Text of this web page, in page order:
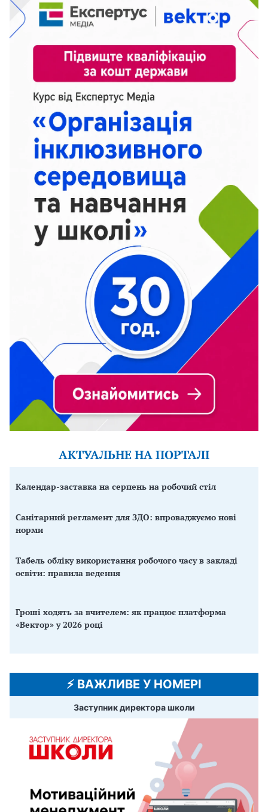
АКТУАЛЬНЕ НА ПОРТАЛІ
Календар-заставка на серпень на робочий стіл
Санітарний регламент для ЗДО: впроваджуємо нові
норми
Табель обліку використання робочого часу в закладі
освіти: правила ведення
Гроші ходять за вчителем: як працює платформа
«Вектор» у 2026 році
⚡️ ВАЖЛИВЕ У НОМЕРІ
Заступник директора школи